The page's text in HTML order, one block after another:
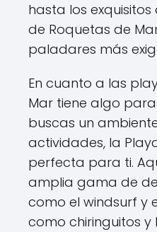
hasta los
de Roquetas de
paladares más
En cuanto a las
Mar tiene algo
buscas un
actividades, la
perfecta para ti.
amplia gama de
como el windsurf y
como chiringuitos